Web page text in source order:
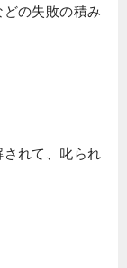
の失敗の積み
れて、叱られ